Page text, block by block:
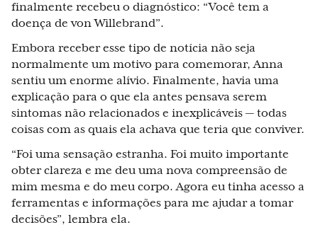
finalmente recebeu o diagnóstico: “Você tem a
doença de von Willebrand”.
Embora receber esse tipo de notícia não seja
normalmente um motivo para comemorar, Anna
sentiu um enorme alívio. Finalmente, havia uma
explicação para o que ela antes pensava serem
sintomas não relacionados e inexplicáveis — todas
coisas com as quais ela achava que teria que conviver.
“Foi uma sensação estranha. Foi muito importante
obter clareza e me deu uma nova compreensão de
mim mesma e do meu corpo. Agora eu tinha acesso a
ferramentas e informações para me ajudar a tomar
decisões”, lembra ela.